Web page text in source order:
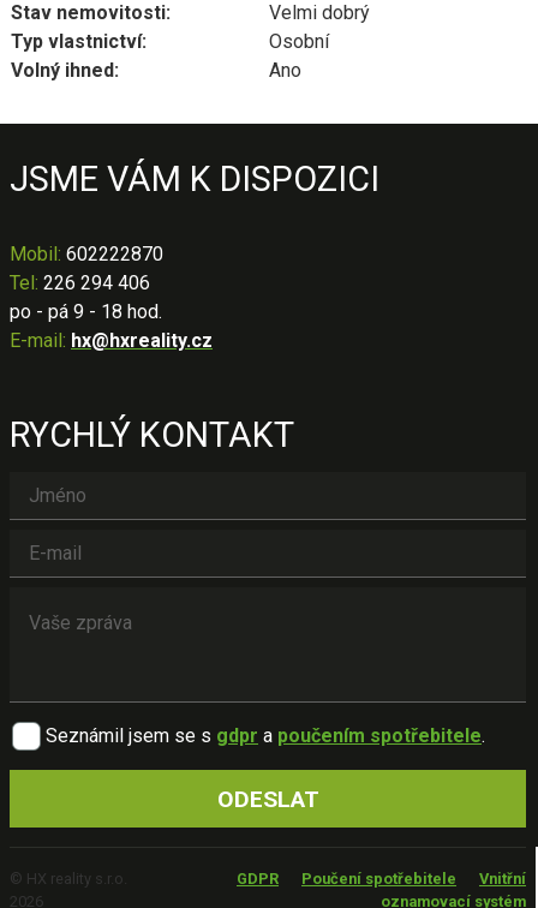
Stav nemovitosti:
Velmi dobrý
Typ vlastnictví:
Osobní
Volný ihned:
Ano
JSME VÁM K DISPOZICI
Mobil: 602222870
Tel: 226 294 406
po - pá 9 - 18 hod.
E-mail: hx@hxreality.cz
RYCHLÝ KONTAKT
Seznámil jsem se s gdpr a poučením spotřebitele.
© HX reality s.r.o.
2026
GDPR Poučení spotřebitele
Vnitřní
oznamovací systém